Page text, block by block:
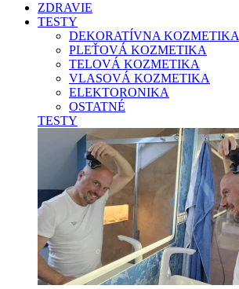
ZDRAVIE
TESTY
DEKORATÍVNA KOZMETIKA
PLEŤOVÁ KOZMETIKA
TELOVÁ KOZMETIKA
VLASOVÁ KOZMETIKA
ELEKTORONIKA
OSTATNÉ
TESTY